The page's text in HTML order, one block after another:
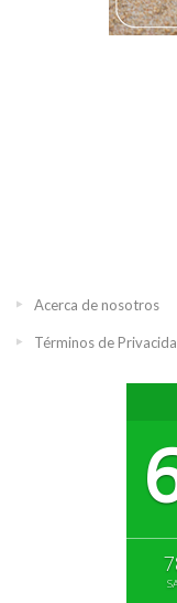
Acerca de nosotros
Términos de